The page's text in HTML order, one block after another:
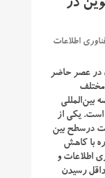
در
اطلاعات
در عصر حاضر
مختلف
بین‌المللی
است. یکی از
درسطح بین
با کاهش
اطلاعات و
رسیدن